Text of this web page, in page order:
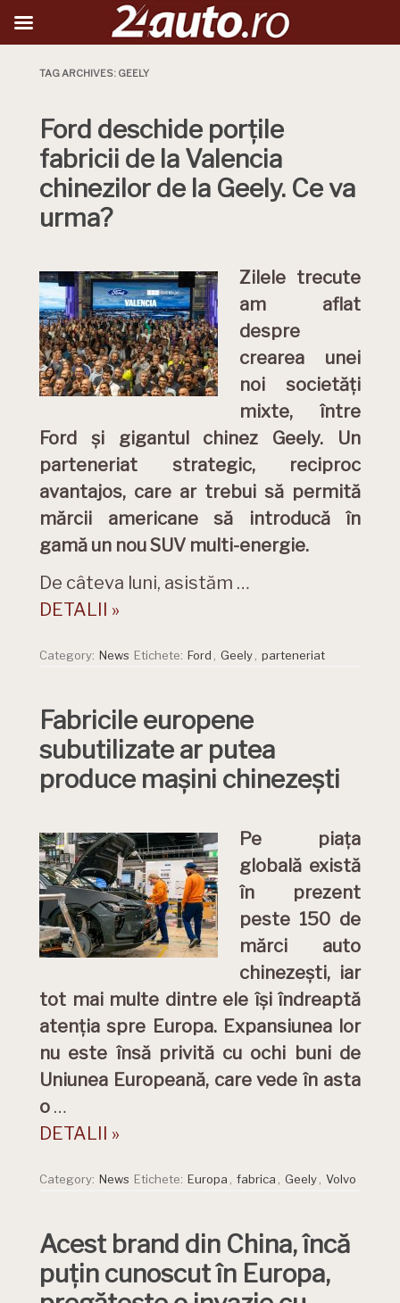
TAG ARCHIVES: GEELY
Ford deschide porțile
fabricii de la Valencia
chinezilor de la Geely. Ce va
urma?
Zilele trecute
am aflat
despre
crearea unei
noi societăți
mixte, între
Ford și gigantul chinez Geely. Un
parteneriat strategic, reciproc
avantajos, care ar trebui să permită
mărcii americane să introducă în
gamă un nou SUV multi-energie.
De câteva luni, asistăm …
DETALII »
Category: News Etichete: Ford Geely parteneriat
Fabricile europene
subutilizate ar putea
produce mașini chinezești
Pe piața
globală există
în prezent
peste 150 de
mărci auto
chinezești, iar
tot mai multe dintre ele își îndreaptă
atenția spre Europa. Expansiunea lor
nu este însă privită cu ochi buni de
Uniunea Europeană, care vede în asta
o …
DETALII »
Category: News Etichete: Europa fabrica Geely Volvo
Acest brand din China, încă
puțin cunoscut în Europa,